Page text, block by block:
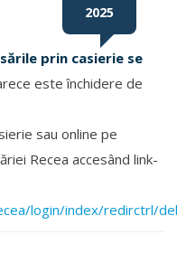
2025
prin casierie se
este închidere de
sau online pe
Recea accesând link-
login/index/redirctrl/